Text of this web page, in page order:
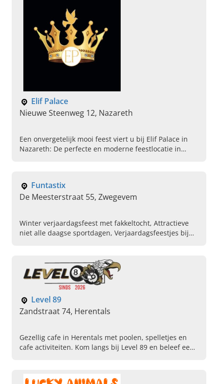
Elif Palace
Nieuwe Steenweg 12, Nazareth
Een onvergetelijk mooi feest viert u bij Elif Palace in
Nazareth: De perfecte en moderne feestlocatie in
Funtastix
De Meesterstraat 55, Zwegevem
Winter verjaardagsfeest met fakkeltocht, Attractieve
niet alle daagse sportdagen, Verjaardagsfeestjes bij
springkastelen, Sportkampen en zwemlessen
Level 89
Zandstraat 74, Herentals
Gezellig cafe in Herentals met poolen, spelletjes en
cafe activiteiten. Kom langs bij Level 89 en beleef een